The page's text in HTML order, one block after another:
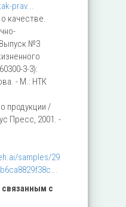
prav...
качестве.
№3
3-3):
- М.: НТК
продукции /
Пресс, 2001. -
samples/29
с